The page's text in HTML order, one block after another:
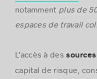
notamment plus de
espaces de travail
L’accès à des
capital de risque,